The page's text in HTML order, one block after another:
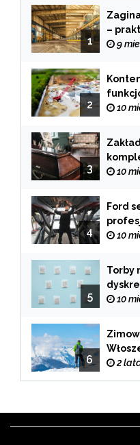
1
–
9
2 10
3 10
4
Ford
10
5
Torby
10
6
2